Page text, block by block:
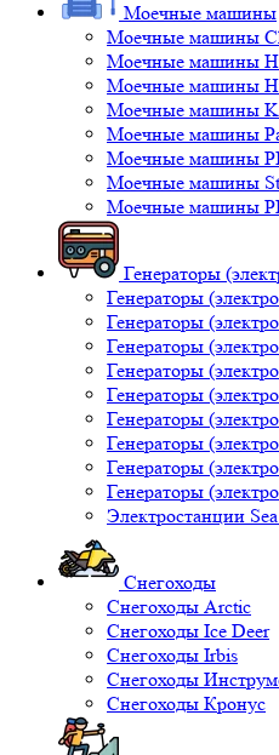
Моечные машины
Моечные машины
Моечные машины
Моечные машины
Моечные машины
Моечные машины
Моечные машины
Моечные машины
Моечные машины
Генераторы
Генераторы
Генераторы
Генераторы
Генераторы
Генераторы
Генераторы
Генераторы
Генераторы
Генераторы
Электростанции
Снегоходы
Снегоходы Arctic
Снегоходы Ice Deer
Снегоходы Irbis
Снегоходы
Снегоходы Кронус